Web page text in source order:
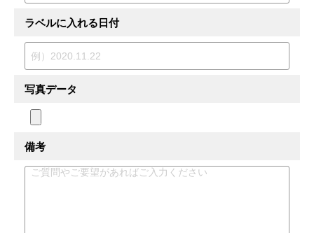
ラベルに入れる日付
写真データ
備考